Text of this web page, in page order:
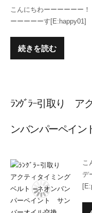
こんにちわーーーーーー
ーーーーーす[E:happy01]
続きを読む
ﾗﾝｸﾞﾗｰ引取り ア
ンバンパーペイ
こ
デ